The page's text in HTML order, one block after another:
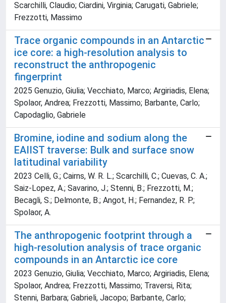
Scarchilli, Claudio; Ciardini, Virginia; Carugati, Gabriele;
Frezzotti, Massimo
Trace organic compounds in an Antarctic
ice core: a high-resolution analysis to
reconstruct the anthropogenic
fingerprint
2025 Genuzio, Giulia; Vecchiato, Marco; Argiriadis, Elena;
Spolaor, Andrea; Frezzotti, Massimo; Barbante, Carlo;
Capodaglio, Gabriele
Bromine, iodine and sodium along the
EAIIST traverse: Bulk and surface snow
latitudinal variability
2023 Celli, G.; Cairns, W. R. L.; Scarchilli, C.; Cuevas, C. A.;
Saiz-Lopez, A.; Savarino, J.; Stenni, B.; Frezzotti, M.;
Becagli, S.; Delmonte, B.; Angot, H.; Fernandez, R. P.;
Spolaor, A.
The anthropogenic footprint through a
high-resolution analysis of trace organic
compounds in an Antarctic ice core
2023 Genuzio, Giulia; Vecchiato, Marco; Argiriadis, Elena;
Spolaor, Andrea; Frezzotti, Massimo; Traversi, Rita;
Stenni, Barbara; Gabrieli, Jacopo; Barbante, Carlo;